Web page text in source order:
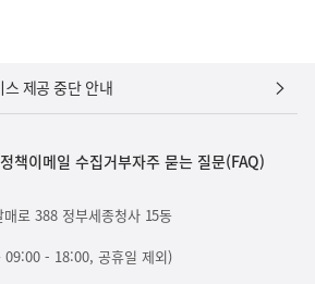
제공 중단 안내
책이메일 수집거부자주 묻는 질문(FAQ)
로 388 정부세종청사 15동
- 18:00, 공휴일 제외)